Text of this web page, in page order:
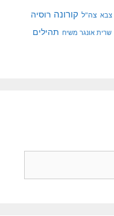
צבא צה"ל קורונה רוסיה
שרית אונגר משיח תהילים